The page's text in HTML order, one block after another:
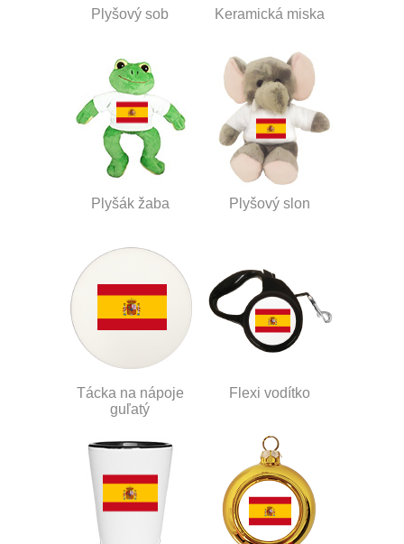
Plyšový sob Keramická miska
Plyšák žaba Plyšový slon
Tácka na nápoje
guľatý
Flexi vodítko